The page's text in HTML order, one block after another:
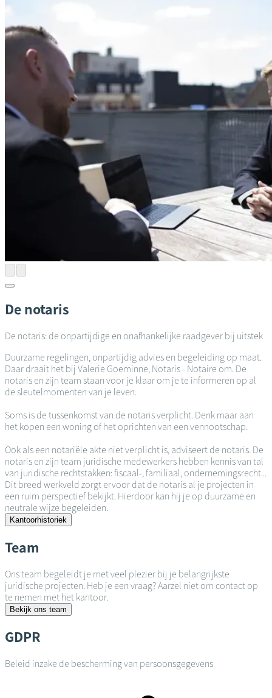
De notaris
De notaris: de onpartijdige en onafhankelijke raadgever bij uitstek
Duurzame regelingen, onpartijdig advies en begeleiding op maat.
Daar draait het bij Valerie Goeminne, Notaris - Notaire om. De
notaris en zijn team staan voor je klaar om je te informeren op al
de sleutelmomenten van je leven.
Soms is de tussenkomst van de notaris verplicht. Denk maar aan
het kopen een woning of het oprichten van een vennootschap.
Ook als een notariële akte niet verplicht is, adviseert de notaris. De
notaris en zijn team juridische medewerkers hebben kennis van tal
van juridische rechtstakken: fiscaal-, familiaal, ondernemingsrecht...
Dit breed werkveld zorgt ervoor dat de notaris al je projecten in
een ruim perspectief bekijkt. Hierdoor kan hij je op duurzame en
neutrale wijze begeleiden.
Kantoorhistoriek
Team
Ons team begeleidt je met veel plezier bij je belangrijkste
juridische projecten. Heb je een vraag? Aarzel niet om contact op
te nemen met het kantoor.
Bekijk ons team
GDPR
Beleid inzake de bescherming van persoonsgegevens